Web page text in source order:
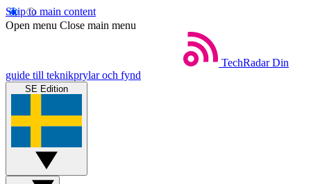
Skip to main content
Open menu Close main menu
TechRadar Din
guide till teknikprylar och fynd
SE Edition